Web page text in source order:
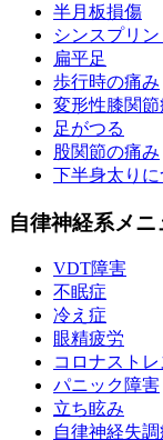
半月板損傷
シンスプリン
扁平足
歩行時の痛み
変形性膝関節
足がつる
股関節の痛み
下半身太りに
自律神経系メニ
VDT障害
不眠症
冷え症
眼精疲労
コロナストレ
パニック障害
立ち眩み
自律神経失調